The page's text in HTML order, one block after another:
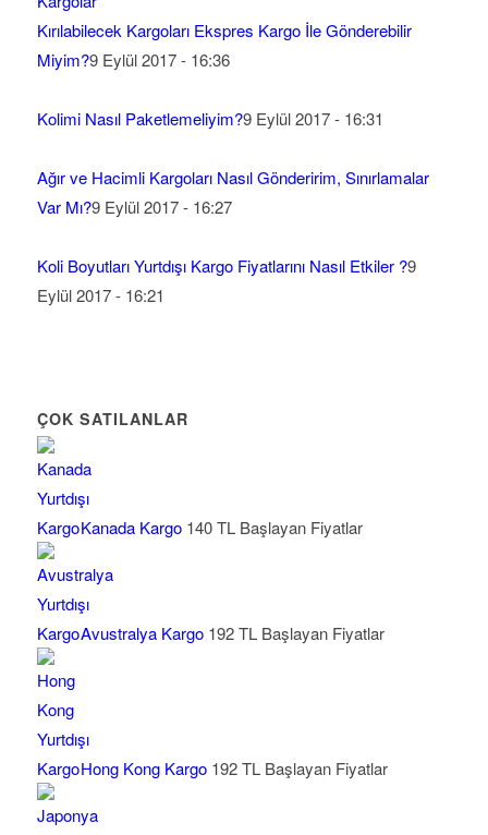
Kırılabilecek Kargoları Ekspres Kargo İle Gönderebilir
Miyim?9 Eylül 2017 - 16:36
Kolimi Nasıl Paketlemeliyim?9 Eylül 2017 - 16:31
Ağır ve Hacimli Kargoları Nasıl Gönderirim, Sınırlamalar
Var Mı?9 Eylül 2017 - 16:27
Koli Boyutları Yurtdışı Kargo Fiyatlarını Nasıl Etkiler ?9
Eylül 2017 - 16:21
ÇOK SATILANLAR
Kanada Kargo 140 TL Başlayan Fiyatlar
Avustralya Kargo 192 TL Başlayan Fiyatlar
Hong Kong Kargo 192 TL Başlayan Fiyatlar